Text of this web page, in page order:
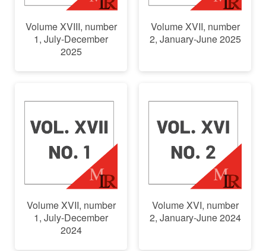
Volume XVIII, number
1, July-December
2025
Volume XVII, number
2, January-June 2025
Volume XVII, number
1, July-December
2024
Volume XVI, number
2, January-June 2024